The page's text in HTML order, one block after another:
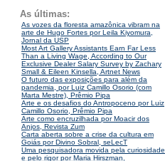
As últimas:
As vozes da floresta amazônica vibram na
arte de Hugo Fortes por Leila Kiyomura,
Jornal da USP
Most Art Gallery Assistants Earn Far Less
Than a Living Wage, According to Our
Exclusive Dealer Salary Survey by Zachary
Small & Eileen Kinsella, Artnet News
O futuro das exposições para além da
pandemia, por Luiz Camillo Osorio (com
Marta Mestre), Prêmio Pipa
Arte e os desafios do Antropoceno por Luiz
Camillo Osorio, Prêmio Pipa
Arte como encruzilhada por Moacir dos
Anjos, Revista Zum
Carta aberta sobre a crise da cultura em
Goiás por Divino Sobral, seLecT
Uma pesquisadora movida pela curiosidade
e pelo rigor por Maria Hirszman,